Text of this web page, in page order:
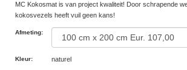
MC Kokosmat is van project kwaliteit! Door schrapende
kokosvezels heeft vuil geen kans!
Afmeting:
Kleur: naturel